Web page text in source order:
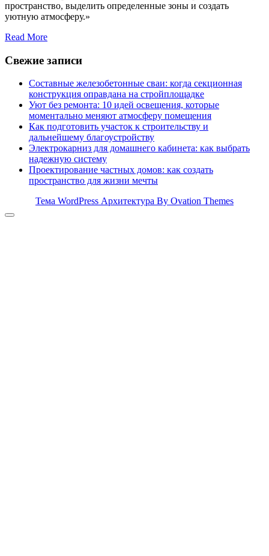
пространство, выделить определенные зоны и создать
уютную атмосферу.»
Read More
Свежие записи
Составные железобетонные сваи: когда секционная
конструкция оправдана на стройплощадке
Уют без ремонта: 10 идей освещения, которые
моментально меняют атмосферу помещения
Как подготовить участок к строительству и
дальнейшему благоустройству
Электрокарниз для домашнего кабинета: как выбрать
надежную систему
Проектирование частных домов: как создать
пространство для жизни мечты
Тема WordPress Архитектура By Ovation Themes